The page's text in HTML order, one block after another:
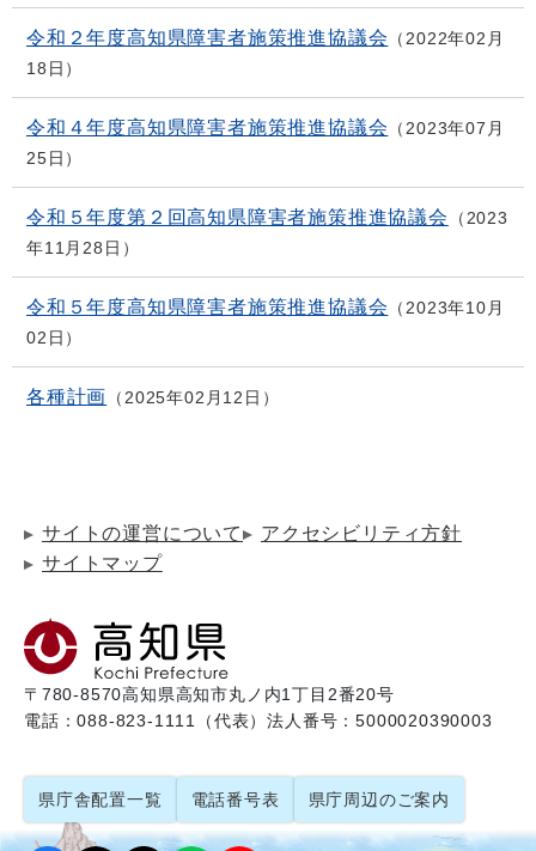
令和２年度高知県障害者施策推進協議会
2022年02月
18日
令和４年度高知県障害者施策推進協議会
2023年07月
25日
令和５年度第２回高知県障害者施策推進協議会
2023
年11月28日
令和５年度高知県障害者施策推進協議会
2023年10月
02日
各種計画 2025年02月12日
サイトの運営について
アクセシビリティ方針
サイトマップ
〒780-8570高知県高知市丸ノ内1丁目2番20号
電話：088-823-1111（代表）法人番号：5000020390003
県庁舎配置一覧 電話番号表 県庁周辺のご案内